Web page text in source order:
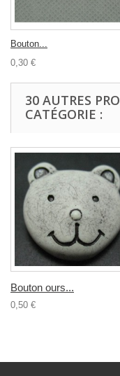
Bouton...
0,30 €
30 AUTRES
CATÉGORIE :
Bouton ours...
0,50 €